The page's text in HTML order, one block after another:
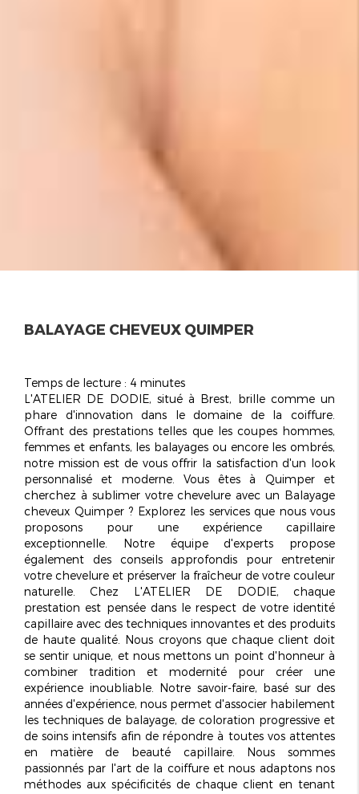
BALAYAGE CHEVEUX QUIMPER
Temps de lecture : 4 minutes
L'ATELIER DE DODIE, situé à Brest, brille comme un
phare d'innovation dans le domaine de la coiffure.
Offrant des prestations telles que les coupes hommes,
femmes et enfants, les balayages ou encore les ombrés,
notre mission est de vous offrir la satisfaction d'un look
personnalisé et moderne. Vous êtes à Quimper et
cherchez à sublimer votre chevelure avec un Balayage
cheveux Quimper? Explorez les services que nous vous
proposons pour une expérience capillaire
exceptionnelle. Notre équipe d'experts propose
également des conseils approfondis pour entretenir
votre chevelure et préserver la fraîcheur de votre couleur
naturelle. Chez L'ATELIER DE DODIE, chaque
prestation est pensée dans le respect de votre identité
capillaire avec des techniques innovantes et des produits
de haute qualité. Nous croyons que chaque clientdoit
se sentir unique, et nous mettons un point d'honneur à
combiner tradition et modernité pour créer une
expérience inoubliable. Notre savoir-faire, basé sur des
années d'expérience, nous permet d'associer habilement
les techniques de balayage, de coloration progressive et
de soins intensifs afin de répondre à toutes vos attentes
en matière de beauté capillaire. Nous sommes
passionnés par l'art de la coiffure et nous adaptons nos
méthodes aux spécificités de chaque client en tenant